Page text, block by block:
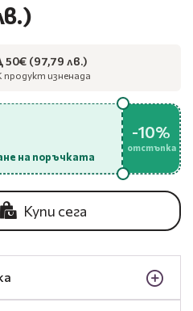
Купи сега
(97,79 лв.)
изненада
на поръчката
-10%
отстъпка